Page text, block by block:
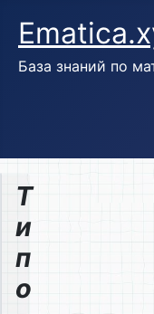
База знаний по
Т
и
п
о